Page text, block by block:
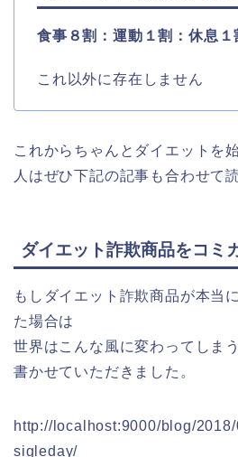
食事８割：運動１割：休息１
これ以外に存在しません
これからちゃんとダイエットを
人はぜひ下記の記事も合わせて
ダイエット詐欺商品をコミ
もしダイエット詐欺商品が本当
た場合は
世界はこんな風に変わってしま
書かせていただきました。
http://localhost:9000/blog/2018/
sigleday/